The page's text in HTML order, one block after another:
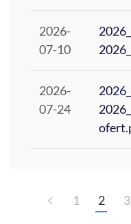
2026-
07-10
2026-
07-24
1 2 3